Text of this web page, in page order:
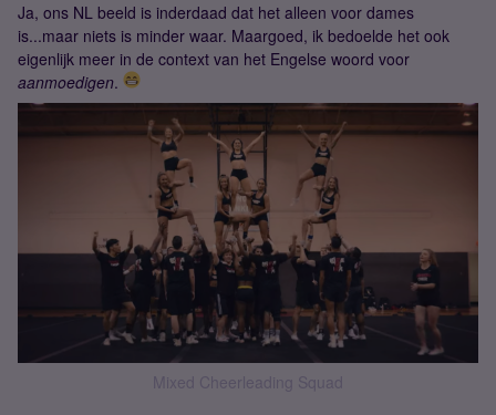
Ja, ons NL beeld is inderdaad dat het alleen voor dames
is...maar niets is minder waar. Maargoed, ik bedoelde het ook
eigenlijk meer in de context van het Engelse woord voor
aanmoedigen.
Mixed Cheerleading Squad